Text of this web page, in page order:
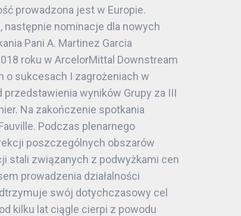
prowadzona jest w Europie.
następnie nominacje dla nowych
Pani A. Martinez Garcia
roku w ArcelorMittal Downstream
o sukcesach I zagrożeniach w
przedstawienia wyników Grupy za III
Na zakończenie spotkania
Podczas plenarnego
poszczególnych obszarów
stali związanych z podwyżkami cen
prowadzenia działalności
swój dotychczasowy cel
kilku lat ciągle cierpi z powodu